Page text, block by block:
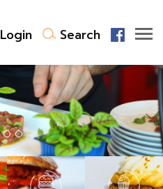
Login Search